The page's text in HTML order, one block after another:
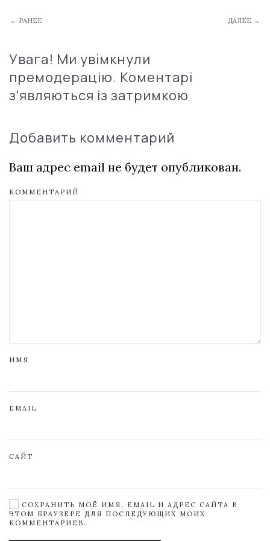
← РАНЕЕ ДАЛЕЕ →
Увага! Ми увімкнули
премодерацію. Коментарі
з'являються із затримкою
Добавить комментарий
Ваш адрес email не будет опубликован.
КОММЕНТАРИЙ
ИМЯ
EMAIL
САЙТ
СОХРАНИТЬ МОЁ ИМЯ, EMAIL И АДРЕС САЙТА В
ЭТОМ БРАУЗЕРЕ ДЛЯ ПОСЛЕДУЮЩИХ МОИХ
КОММЕНТАРИЕВ.